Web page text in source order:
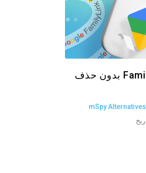
تويتر
كيفية حذف Family Link بدون حذف
mSpy Alternatives